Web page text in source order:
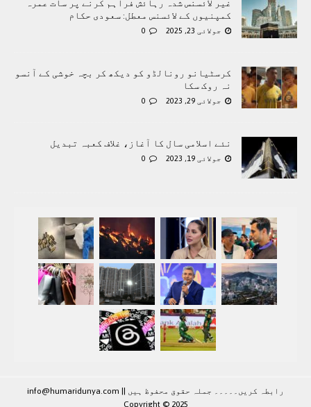
غیر لائسنس شدہ رہائش فراہم کرنے پر سات عمرہ
کمپنیوں کے لائسنس معطل: سعودی حکام
جولائی 23, 2025 0
کرسٹیانو رونالڈو کو دیکھ کر بچہ خوشی کے آنسو
نہ روک سکا
جولائی 29, 2023 0
نئے اسلامی سال کا آغاز، غلاف کعبہ تبدیل
جولائی 19, 2023 0
رابطہ کريں۔۔۔۔۔ جملہ حقوق محفوظ ہيں | info@humaridunya.com
Copyright © 2025